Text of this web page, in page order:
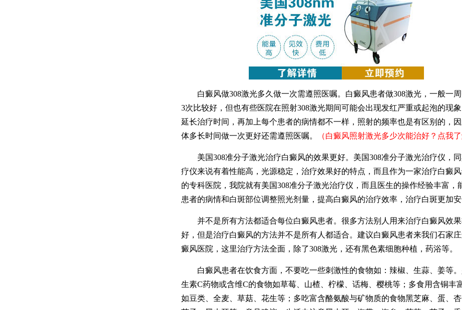
白癜风做308激光多久做一次需遵照医嘱。白癜风患者做308激光，一般一
3次比较好，但也有些医院在照射308激光期间可能会出现发红严重或起泡的现
延长治疗时间，再加上每个患者的病情都不一样，照射的频率也是有区别的，
体多长时间做一次更好还需遵照医嘱。
（白癜风照射激光多少次能治好？点我了
美国308准分子激光治疗白癜风的效果更好。美国308准分子激光治疗仪，
疗仪来说有着性能高，光源稳定，治疗效果好的特点，而且作为一家治疗白癜
的专科医院，我院就有美国308准分子激光治疗仪，而且医生的操作经验丰富，
患者的病情和白斑部位调整照光剂量，提高白癜风的治疗效率，治疗白斑更加安
并不是所有方法都适合每位白癜风患者。很多方法别人用来治疗白癜风效果
好，但是治疗白癜风的方法并不是所有人都适合。建议白癜风患者来我们石家
癜风医院，这里治疗方法全面，除了308激光，还有黑色素细胞种植，药浴等。
白癜风患者在饮食方面，不要吃一些刺激性的食物如：辣椒、生蒜、姜等。
生素C药物或含维C的食物如草莓、山楂、柠檬、话梅、樱桃等；多食用含铜丰
如豆类、全麦、草菇、花生等；多吃富含酪氨酸与矿物质的食物黑芝麻、蛋、杏